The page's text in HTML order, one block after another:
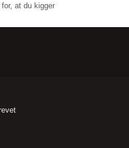
at du kigger